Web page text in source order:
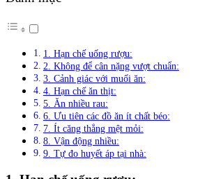
1. Hạn chế uống rượu:
2. Không để cân nặng vượt chuẩn:
3. Cảnh giác với muối ăn:
4. Hạn chế ăn thịt:
5. Ăn nhiều rau:
6. Ưu tiên các đồ ăn ít chất béo:
7. Ít căng thẳng mệt mỏi:
8. Vận động nhiều:
9. Tự đo huyết áp tại nhà: